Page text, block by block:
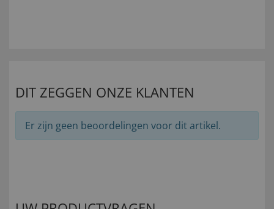
DIT ZEGGEN ONZE KLANTEN
Er zijn geen beoordelingen voor dit artikel.